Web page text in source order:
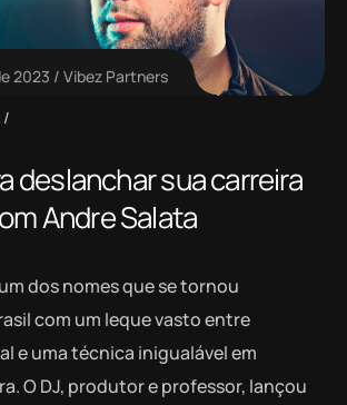
2023
Vibez Partners
deslanchar sua carreira
Andre Salata
dos nomes que se tornou
com um leque vasto entre
e uma técnica inigualável em
O DJ, produtor e professor, lançou